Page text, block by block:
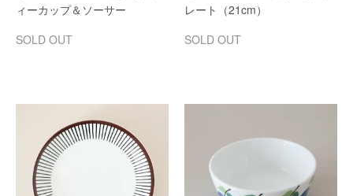
ィーカップ＆ソーサー
SOLD OUT
レート（21cm）
SOLD OUT